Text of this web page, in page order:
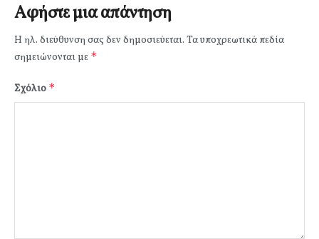
Αφήστε μια απάντηση
Η ηλ. διεύθυνση σας δεν δημοσιεύεται. Τα υποχρεωτικά πεδία
σημειώνονται με *
Σχόλιο *